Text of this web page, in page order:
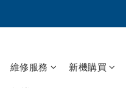
維修服務 新機購買